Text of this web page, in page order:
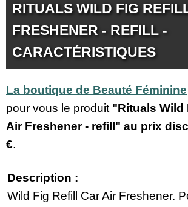
RITUALS WILD FIG
FRESHENER - REFILL -
CARACTÉRISTIQUES
La boutique de Beauté Féminine
pour vous le produit "Rituals Wild
Air Freshener - refill" au prix
€.
Description :
Wild Fig Refill Car Air Freshener.